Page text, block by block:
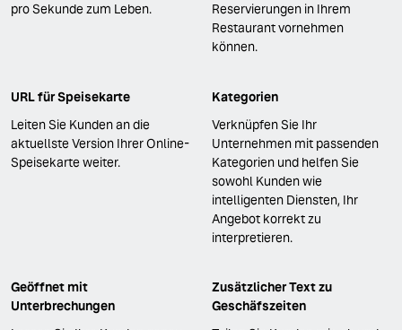
pro Sekunde zum Leben.
Reservierungen in Ihrem
Restaurant vornehmen
können.
URL für Speisekarte
Leiten Sie Kunden an die
aktuellste Version Ihrer Online-
Speisekarte weiter.
Kategorien
Verknüpfen Sie Ihr
Unternehmen mit passenden
Kategorien und helfen Sie
sowohl Kunden wie
intelligenten Diensten, Ihr
Angebot korrekt zu
interpretieren.
Geöffnet mit
Unterbrechungen
Zusätzlicher Text zu
Geschäfszeiten